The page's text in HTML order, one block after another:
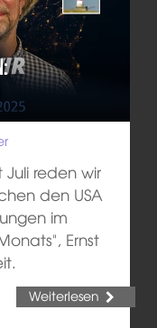
reden wir
den USA
im
Ernst
Weiterlesen